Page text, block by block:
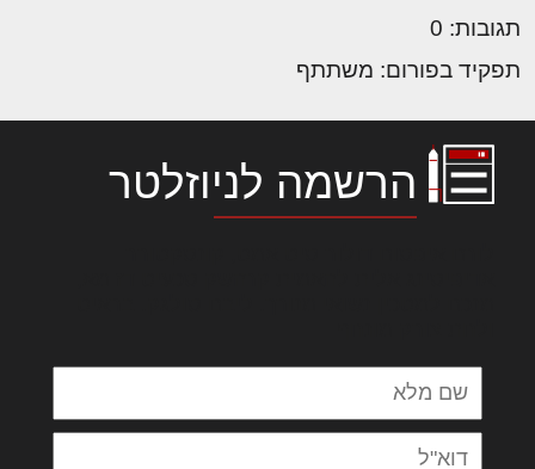
תגובות: 0
תפקיד בפורום: משתתף
הרשמה לניוזלטר